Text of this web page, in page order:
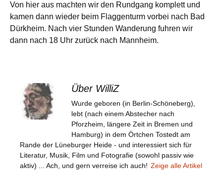
Von hier aus machten wir den Rundgang komplett und
kamen dann wieder beim Flaggenturm vorbei nach Bad
Dürkheim. Nach vier Stunden Wanderung fuhren wir
dann nach 18 Uhr zurück nach Mannheim.
Über WilliZ
Wurde geboren (in Berlin-Schöneberg),
lebt (nach einem Abstecher nach
Pforzheim, längere Zeit in Bremen und
Hamburg) in dem Örtchen Tostedt am
Rande der Lüneburger Heide - und interessiert sich für
Literatur, Musik, Film und Fotografie (sowohl passiv wie
aktiv) ... Ach, und gern verreise ich auch! Zeige alle Artikel